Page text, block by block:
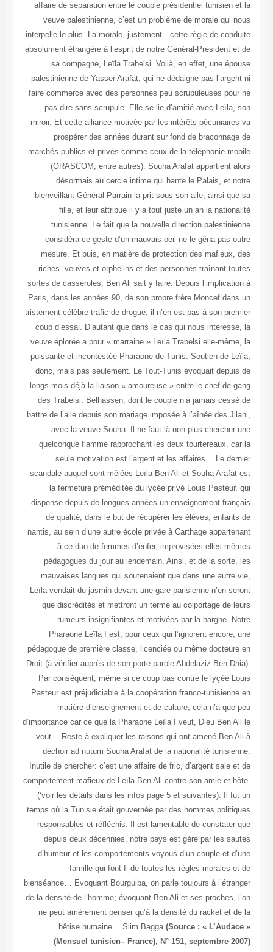
affaire de séparation entre le couple présidentiel tunisien et la
veuve palestinienne, c’est un problème de morale qui nous
interpelle le plus. La morale, justement…cette règle de conduite
absolument étrangère à l’esprit de notre Général-Président et de
sa compagne, Leïla Trabelsi. Voilà, en effet, une épouse
palestinienne de Yasser Arafat, qui ne dédaigne pas l’argent ni
faire commerce avec des personnes peu scrupuleuses pour ne
pas dire sans scrupule. Elle se lie d’amitié avec Leïla, son
miroir. Et cette alliance motivée par les intérêts pécuniaires va
prospérer des années durant sur fond de braconnage de
marchés publics et privés comme ceux de la téléphonie mobile
(ORASCOM, entre autres). Souha Arafat appartient alors
désormais au cercle intime qui hante le Palais, et notre
bienveillant Général-Parrain la prit sous son aile, ainsi que sa
fille, et leur attribue il y a tout juste un an la nationalité
tunisienne. Le fait que la nouvelle direction palestinienne
considéra ce geste d’un mauvais oeil ne le gêna pas outre
mesure. Et puis, en matière de protection des mafieux, des
riches veuves et orphelins et des personnes traînant toutes
sortes de casseroles, Ben Ali sait y faire. Depuis l’implication à
Paris, dans les années 90, de son propre frère Moncef dans un
tristement célèbre trafic de drogue, il n’en est pas à son premier
coup d’essai. D’autant que dans le cas qui nous intéresse, la
veuve éplorée a pour « marraine » Leïla Trabelsi elle-même, la
puissante et incontestée Pharaone de Tunis. Soutien de Leïla,
donc, mais pas seulement. Le Tout-Tunis évoquait depuis de
longs mois déjà la liaison « amoureuse » entre le chef de gang
des Trabelsi, Belhassen, dont le couple n’a jamais cessé de
battre de l’aile depuis son mariage imposée à l’aînée des Jilani,
avec la veuve Souha. Il ne faut là non plus chercher une
quelconque flamme rapprochant les deux tourtereaux, car la
seule motivation est l’argent et les affaires… Le dernier
scandale auquel sont mêlées Leïla Ben Ali et Souha Arafat est
la fermeture préméditée du lyçée privé Louis Pasteur, qui
dispense depuis de longues années un enseignement français
de qualité, dans le but de récupérer les élèves, enfants de
nantis, au sein d’une autre école privée à Carthage appartenant
à ce duo de femmes d’enfer, improvisées elles-mêmes
pédagogues du jour au lendemain. Ainsi, et de la sorte, les
mauvaises langues qui soutenaient que dans une autre vie,
Leïla vendait du jasmin devant une gare parisienne n’en seront
que discrédités et mettront un terme au colportage de leurs
rumeurs insignifiantes et motivées par la hargne. Notre
Pharaone Leïla I est, pour ceux qui l’ignorent encore, une
pédagogue de première classe, licenciée ou même docteure en
Droit (à vérifier auprès de son porte-parole Abdelaziz Ben Dhia).
Par conséquent, même si ce coup bas contre le lyçée Louis
Pasteur est préjudiciable à la coopération franco-tunisienne en
matière d’enseignement et de culture, cela n’a que peu
d’importance car ce que la Pharaone Leïla I veut, Dieu Ben Ali le
veut… Reste à expliquer les raisons qui ont amené Ben Ali à
déchoir ad nutum Souha Arafat de la nationalité tunisienne.
Inutile de chercher: c’est une affaire de fric, d’argent sale et de
comportement mafieux de Leïla Ben Ali contre son amie et hôte.
(‘voir les détails dans les infos page 5 et suivantes). Il fut un
temps où la Tunisie était gouvernée par des hommes politiques
responsables et réfléchis. Il est lamentable de constater que
depuis deux décennies, notre pays est géré par les sautes
d’humeur et les comportements voyous d’un couple et d’une
famille qui font fi de toutes les règles morales et de
bienséance… Evoquant Bourguiba, on parle toujours à l’étranger
de la densité de l’homme; évoquant Ben Ali et ses proches, l’on
ne peut amèrement penser qu’à la densité du racket et de la
bêtise humaine…Slim Bagga (Source : « L’Audace »
(Mensuel tunisien– France), N° 151, septembre 2007)